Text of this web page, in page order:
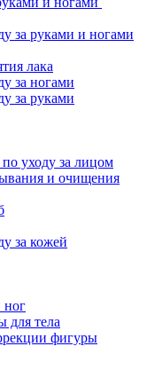
за руками и ногами
лака
за ногами
за руками
по уходу за лицом
и очищения
за кожей
ног
для тела
фигуры